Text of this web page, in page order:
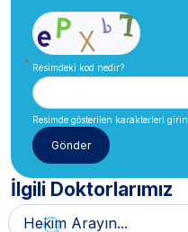
Resimdeki kod nedir?
Resimde gösterilen karakterleri girin.
İlgili Doktorlarımız